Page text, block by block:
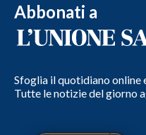
Abbonati a
Sfoglia il quotidiano online
Tutte le notizie del giorno